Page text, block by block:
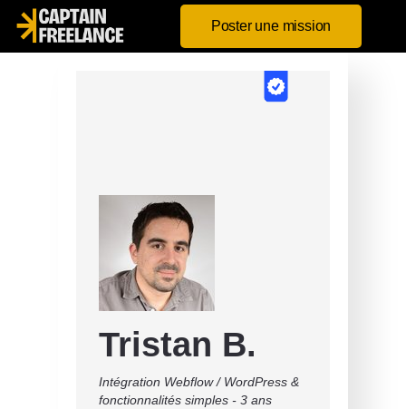
Poster une mission
Tristan B.
Intégration Webflow / WordPress &
fonctionnalités simples - 3 ans